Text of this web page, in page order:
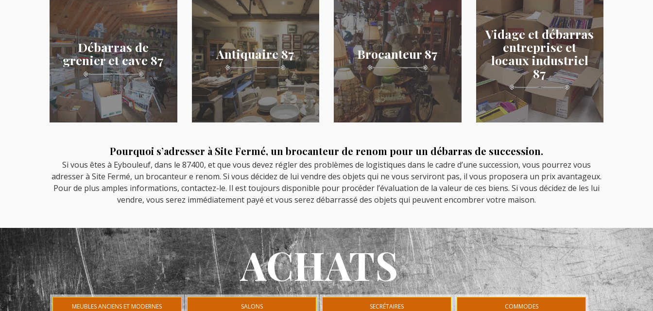
Débarras de
grenier et cave 87
Antiquaire 87 Brocanteur 87
Vidage et débarras
entreprise et
locaux industriel
87
Pourquoi s’adresser à Site Fermé, un brocanteur de renom pour un débarras de succession.
Si vous êtes à Eybouleuf, dans le 87400, et que vous devez régler des problèmes de logistiques dans le cadre d’une succession, vous pourrez vous
adresser à Site Fermé, un brocanteur e renom. Si vous décidez de lui vendre des objets qui ne vous serviront pas, il vous proposera un prix avantageux.
Pour de plus amples informations, contactez-le. Il est toujours disponible pour procéder l’évaluation de la valeur de ces biens. Si vous décidez de les lui
vendre, vous serez immédiatement payé et vous serez débarrassé des objets qui peuvent encombrer votre maison.
ACHATS
MEUBLES ANCIENS ET MODERNES SALONS SECRÉTAIRES COMMODES